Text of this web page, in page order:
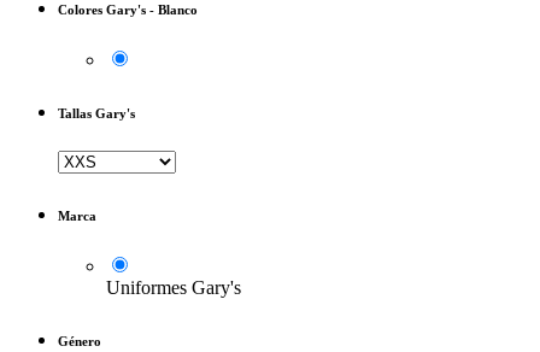
Colores Gary's - Blanco
Tallas Gary's
Marca
Uniformes Gary's
Género